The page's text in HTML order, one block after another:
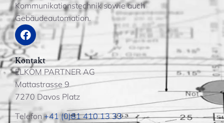
Kommunikationstechnik sowie auch
Gebäudeautomation.
Kontakt
ELKOM PARTNER AG
Mattastrasse 9
7270 Davos Platz
Telefon+41 (0)81 410 13 33